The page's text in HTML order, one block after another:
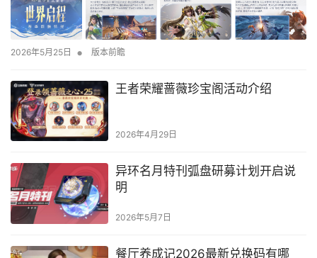
2026年5月25日 • 版本前瞻
王者荣耀蔷薇珍宝阁活动介绍
2026年4月29日
异环名月特刊弧盘研募计划开启说
明
2026年5月7日
餐厅养成记2026最新兑换码有哪